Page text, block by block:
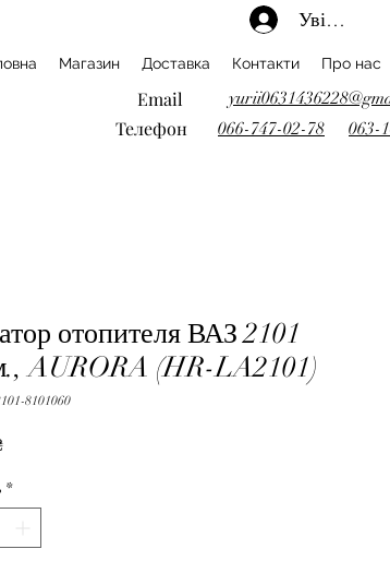
Увійти
Магазин Доставка Контакти Про нас
Email
Телефон 066-747-02-78 063-
отопителя ВАЗ 2101
AURORA (HR-LA2101)
8101060
Ціна
*